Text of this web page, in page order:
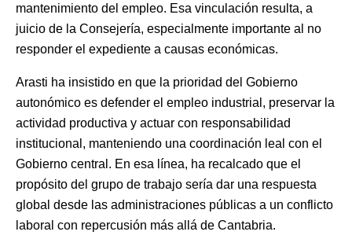
mantenimiento del empleo. Esa vinculación resulta, a
juicio de la Consejería, especialmente importante al no
responder el expediente a causas económicas.
Arasti ha insistido en que la prioridad del Gobierno
autonómico es defender el empleo industrial, preservar la
actividad productiva y actuar con responsabilidad
institucional, manteniendo una coordinación leal con el
Gobierno central. En esa línea, ha recalcado que el
propósito del grupo de trabajo sería dar una respuesta
global desde las administraciones públicas a un conflicto
laboral con repercusión más allá de Cantabria.